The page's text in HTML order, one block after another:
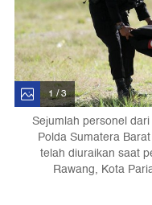
1 / 3
Sejumlah personel
Polda Sumatera
telah diuraikan saat
Rawang, Kota